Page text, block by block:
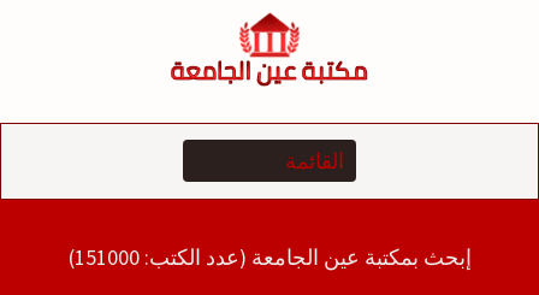
إبحث بمكتبة عين الجامعة (عدد الكتب: 151000)